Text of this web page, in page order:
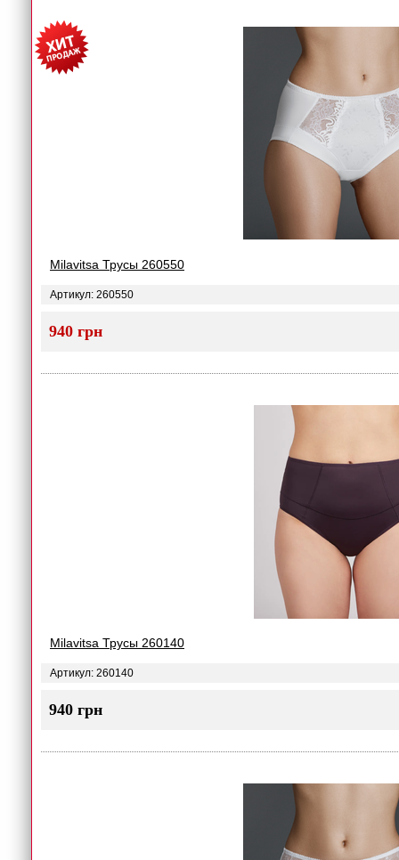
Milavitsa Трусы 260550
Артикул: 260550
940 грн
Milavitsa Трусы 260140
Артикул: 260140
940 грн